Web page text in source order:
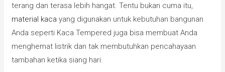
terang dan terasa lebih hangat. Tentu bukan cuma itu,
material kaca yang digunakan untuk kebutuhan bangunan
Anda seperti Kaca Tempered juga bisa membuat Anda
menghemat listrik dan tak membutuhkan pencahayaan
tambahan ketika siang hari.